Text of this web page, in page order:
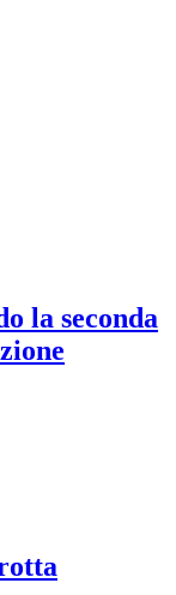
la seconda